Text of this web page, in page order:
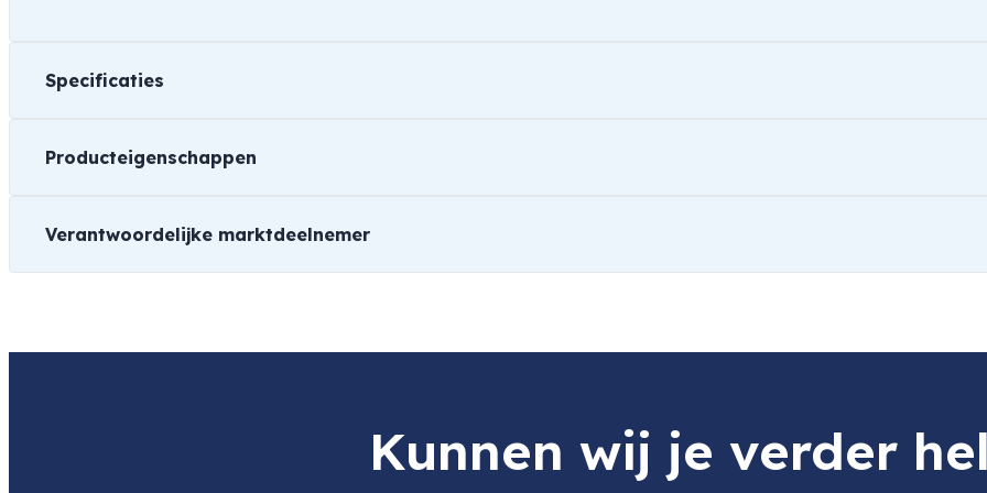
Specificaties
Afmetingen 12 × 6 × 2 cm
Producteigenschappen
Verantwoordelijke marktdeelnemer
Product
Sony MRW-G3 CFexpress SD Card Reader
Kunnen wij je verder